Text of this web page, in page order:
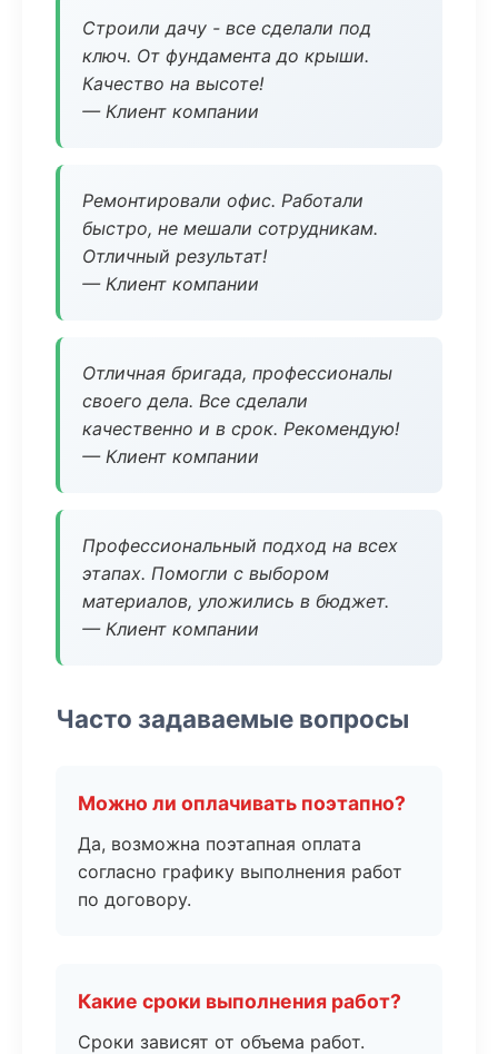
Строили дачу - все сделали под
ключ. От фундамента до крыши.
Качество на высоте!
— Клиент компании
Ремонтировали офис. Работали
быстро, не мешали сотрудникам.
Отличный результат!
— Клиент компании
Отличная бригада, профессионалы
своего дела. Все сделали
качественно и в срок. Рекомендую!
— Клиент компании
Профессиональный подход на всех
этапах. Помогли с выбором
материалов, уложились в бюджет.
— Клиент компании
Часто задаваемые вопросы
Можно ли оплачивать поэтапно?
Да, возможна поэтапная оплата
согласно графику выполнения работ
по договору.
Какие сроки выполнения работ?
Сроки зависят от объема работ.